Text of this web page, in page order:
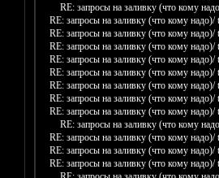
RE: запросы на заливку (что кому
RE: запросы на заливку (что кому надо)/
RE: запросы на заливку (что кому надо)/
RE: запросы на заливку (что кому надо)/
RE: запросы на заливку (что кому надо)/
RE: запросы на заливку (что кому надо)/
RE: запросы на заливку (что кому надо)/
RE: запросы на заливку (что кому надо)/
RE: запросы на заливку (что кому надо)/
RE: запросы на заливку (что кому
RE: запросы на заливку (что кому надо)/
RE: запросы на заливку (что кому надо)/
RE: запросы на заливку (что кому надо)/